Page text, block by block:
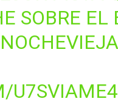
SOBRE EL